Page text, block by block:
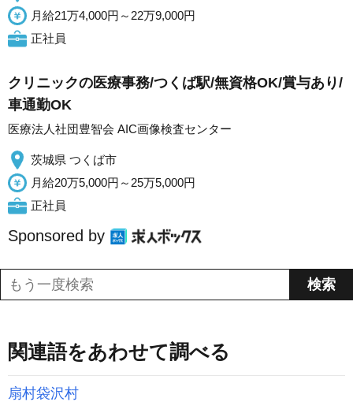
月給21万4,000円～22万9,000円
正社員
クリニックの医療事務/つくば駅/無資格OK/賞与あり/
車通勤OK
医療法人社団豊智会 AIC画像検査センター
茨城県 つくば市
月給20万5,000円～25万5,000円
正社員
Sponsored by
関連語をあわせて調べる
扇村袋沢村